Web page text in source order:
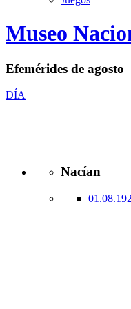
Logo
MNAV
Museo
Efemérides de agosto
DÍA
Nacían